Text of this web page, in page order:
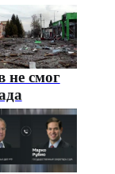
не смог